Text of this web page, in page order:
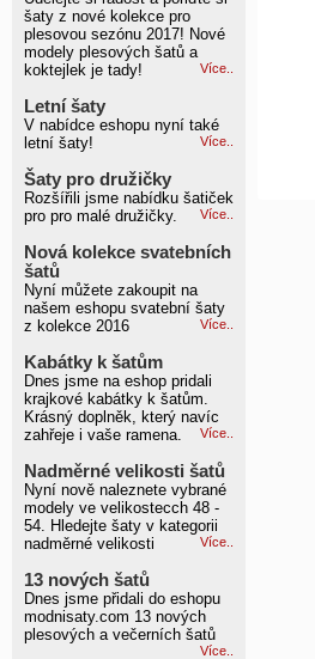
šaty z nové kolekce pro
plesovou sezónu 2017! Nové
modely plesových šatů a
koktejlek je tady!
Více..
Letní šaty
V nabídce eshopu nyní také
letní šaty!
Více..
Šaty pro družičky
Rozšířili jsme nabídku šatiček
pro pro malé družičky.
Více..
Nová kolekce svatebních
šatů
Nyní můžete zakoupit na
našem eshopu svatební šaty
z kolekce 2016
Více..
Kabátky k šatům
Dnes jsme na eshop pridali
krajkové kabátky k šatům.
Krásný doplněk, který navíc
zahřeje i vaše ramena.
Více..
Nadměrné velikosti šatů
Nyní nově naleznete vybrané
modely ve velikostecch 48 -
54. Hledejte šaty v kategorii
nadměrné velikosti
Více..
13 nových šatů
Dnes jsme přidali do eshopu
modnisaty.com 13 nových
plesových a večerních šatů
Více..